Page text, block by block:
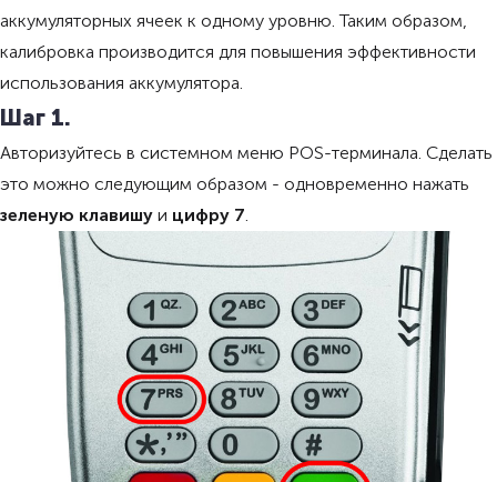
аккумуляторных ячеек к одному уровню. Таким образом,
калибровка производится для повышения эффективности
использования аккумулятора.
Шаг 1.
Авторизуйтесь в системном меню POS-терминала. Сделать
это можно следующим образом - одновременно нажать
зеленую клавишу и цифру 7.